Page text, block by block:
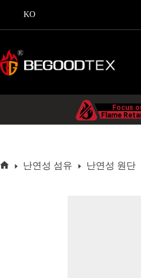
츠
바
로
가
KO
난연성 섬유 난연성 원단